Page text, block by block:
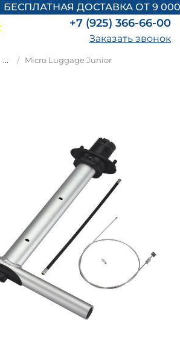
БЕСПЛАТНАЯ ДОСТАВКА ОТ 9 000
+7 (925) 366-66-00
Заказать звонок
... Micro Luggage Junior